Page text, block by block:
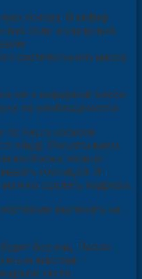
основу. В кефир
соль и сахарный
растительного масла
ее к кефирной массе.
по необходимости.
числу сосисок
яйца). Раскатываем
колбаски, можно
горчицей. И
сделать надрезы.
выпекать на
без яиц. После
маслом —
кисти.